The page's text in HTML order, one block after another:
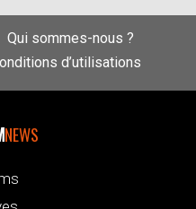
Qui sommes-nous ?
d’utilisations
NEWS